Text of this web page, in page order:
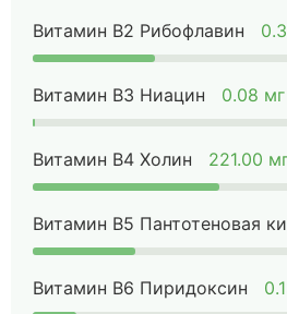
Витамин B2 Рибофлавин
Витамин B3 Ниацин 0.08 мг
Витамин B4 Холин 221.00
Витамин B5 Пантотеновая
Витамин B6 Пиридоксин